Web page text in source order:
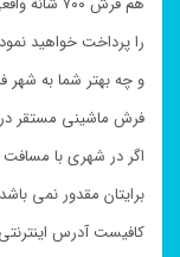
را پرداخت خواهید
و چه بهتر شما به شهر
فرش ماشینی مستقر در
اگر در شهری با
برایتان مقدور نمی باشد
کافیست آدرس